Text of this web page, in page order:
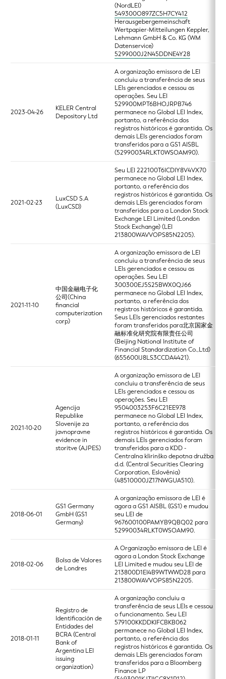
(NordLEI)
549300O897ZC5H7CY412
Herausgebergemeinschaft
Wertpapier-Mitteilungen Keppler,
Lehmann GmbH & Co. KG (WM
Datenservice)
5299000J2N45DDNE4Y28
2023-04-26
KELER Central
Depository Ltd
A organização emissora de LEI
concluiu a transferência de seus
LEIs gerenciados e cessou as
operações. Seu LEI
529900MPT6BHOJRPB746
permanece no Global LEI Index,
portanto, a referência dos
registros históricos é garantida. Os
demais LEIs gerenciados foram
transferidos para a GS1 AISBL
(52990034RLKT0WSOAM90).
2021-02-23
LuxCSD S.A
(LuxCSD)
Seu LEI 222100T6ICDIY8V4VX70
permanece no Global LEI Index,
portanto, a referência dos
registros históricos é garantida. Os
demais LEIs gerenciados foram
transferidos para a London Stock
Exchange LEI Limited (London
Stock Exchange) (LEI
213800WAVVOPS85N2205).
2021-11-10
中国金融电子化
公司(China
financial
computerization
corp)
A organização emissora de LEI
concluiu a transferência de seus
LEIs gerenciados e cessou as
operações. Seu LEI
300300EJ5S25BWX0QJ66
permanece no Global LEI Index,
portanto, a referência dos
registros históricos é garantida.
Seus LEIs gerenciados restantes
foram transferidos para北京国家金
融标准化研究院有限责任公司
(Beijing National Institute of
Financial Standardization Co.,Ltd)
(655600IJ8LS3CCDA4421).
2021-10-20
Agencija
Republike
Slovenije za
javnopravne
evidence in
storitve (AJPES)
A organização emissora de LEI
concluiu a transferência de seus
LEIs gerenciados e cessou as
operações. Seu LEI
9504003253F6C21EE978
permanece no Global LEI Index,
portanto, a referência dos
registros históricos é garantida. Os
demais LEIs gerenciados foram
transferidos para a KDD -
Centralna klirinško depotna družba
d.d. (Central Securities Clearing
Corporation, Eslovênia)
(48510000JZ17NWGUA510).
2018-06-01
GS1 Germany
GmbH (GS1
Germany)
A organização emissora de LEI é
agora a GS1 AISBL (GS1) e mudou
seu LEI de
967600100PAMYB9QBQ02 para
52990034RLKT0WSOAM90.
2018-02-06
Bolsa de Valores
de Londres
A Organização emissora de LEI é
agora a London Stock Exchange
LEI Limited e mudou seu LEI de
213800D1EI4B9WTWWD28 para
213800WAVVOPS85N2205.
2018-01-11
Registro de
Identificación de
Entidades del
BCRA (Central
Bank of
Argentina LEI
issuing
organization)
A organização concluiu a
transferência de seus LEIs e cessou
o funcionamento. Seu LEI
579100KKDDKIFCBKB062
permanece no Global LEI Index,
portanto, a referência dos
registros históricos é garantida. Os
demais LEIs gerenciados foram
transferidos para a Bloomberg
Finance LP